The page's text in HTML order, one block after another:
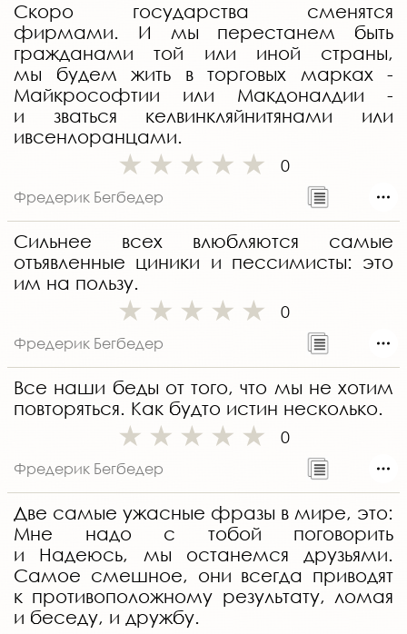
Скоро государства сменятся
фирмами. И мы перестанем быть
гражданами той или иной страны,
мы будем жить в торговых марках -
Майкрософтии или Макдоналдии -
и зваться келвинкляйнитянами или
ивсенлоранцами.
0
Фредерик Бегбедер
Сильнее всех влюбляются самые
отъявленные циники и пессимисты: это
им на пользу.
0
Фредерик Бегбедер
Все наши беды от того, что мы не хотим
повторяться. Как будто истин несколько.
0
Фредерик Бегбедер
Две самые ужасные фразы в мире, это:
Мне надо с тобой поговорить
и Надеюсь, мы останемся друзьями.
Самое смешное, они всегда приводят
к противоположному результату, ломая
и беседу, и дружбу.